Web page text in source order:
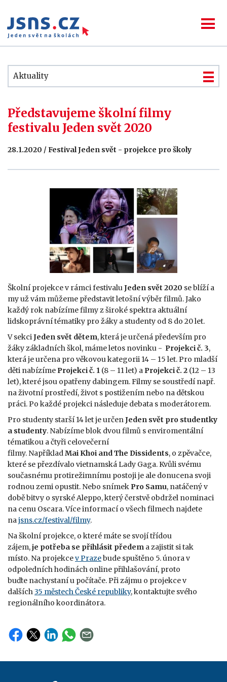
Aktuality
Představujeme školní filmy
festivalu Jeden svět 2020
28.1.2020 / Festival Jeden svět - projekce pro školy
Školní projekce v rámci festivaluJeden svět 2020 se blíží a
my už vám můžeme představit letošní výběr filmů. Jako
každý rok nabízíme filmy z široké spektra aktuální
lidskoprávní tématiky pro žáky a studenty od 8 do 20 let.
V sekciJeden svět dětem, která je určená především pro
žáky základních škol, máme letos novinku - Projekci č. 3,
která je určena pro věkovou kategorii 14 – 15 let. Pro mladší
děti nabízíme Projekci č. 1 (8 – 11 let) a Projekci č. 2 (12 – 13
let), které jsou opatřeny dabingem. Filmy se soustředí např.
na životní prostředí, život s postižením nebo na dětskou
práci. Po každé projekci následuje debata s moderátorem.
Pro studenty starší 14 let je určenJeden svět pro studentky
a studenty. Nabízíme blok dvou filmů s enviromentální
tématikou a čtyři celovečerní
filmy. NapříkladMai Khoi and The Dissidents, o zpěvačce,
které se přezdívalo vietnamská Lady Gaga. Kvůli svému
současnému protirežimnímu postoji je ale donucena svoji
rodnou zemi opustit. Nebo snímek Pro Samu, natáčený v
době bitvy o syrské Aleppo, který čerstvě obdržel nominaci
na cenu Oscara. Více informací o všech filmech najdete
najsns.cz/festival/filmy.
Na školní projekce, o které máte se svojí třídou
zájem,je potřeba se přihlásit předem a zajistit si tak
místo. Na projekcev Prazebude spuštěno 5. února v
odpoledních hodinách online přihlašování, proto
buďte nachystaní u počítače. Při zájmu o projekce v
dalších35 městech České republiky, kontaktujte svého
regionálního koordinátora.